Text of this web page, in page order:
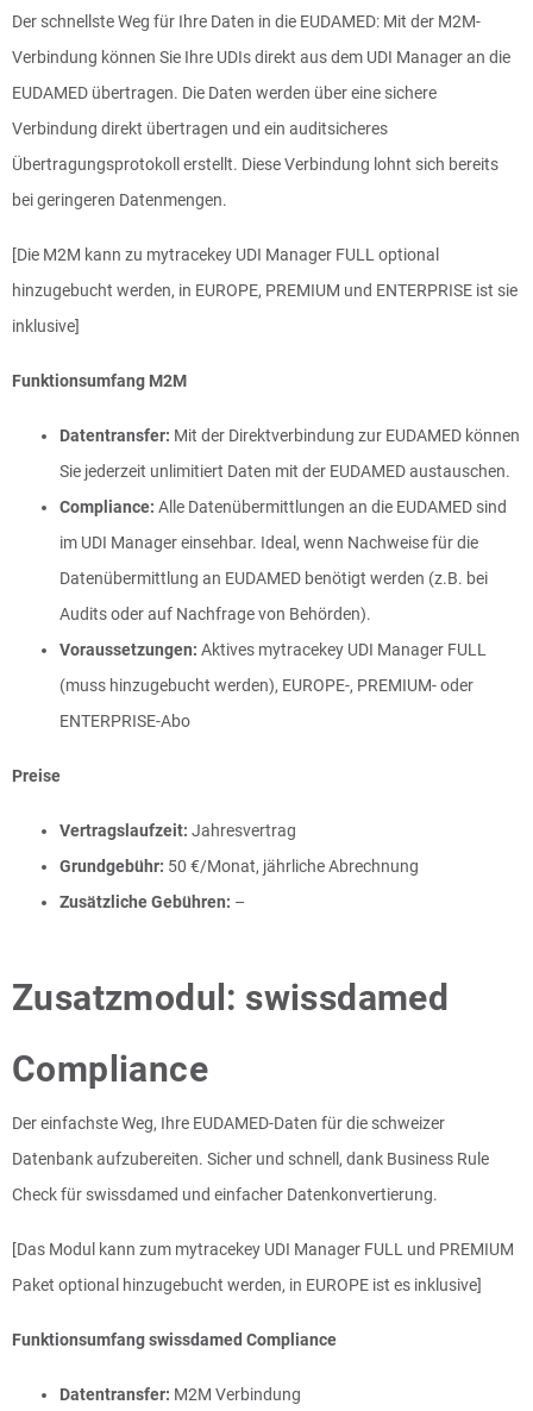
Der schnellste Weg für Ihre Daten in die EUDAMED: Mit der M2M-
Verbindung können Sie Ihre UDIs direkt aus dem UDI Manager an die
EUDAMED übertragen. Die Daten werden über eine sichere
Verbindung direkt übertragen und ein auditsicheres
Übertragungsprotokoll erstellt. Diese Verbindung lohnt sich bereits
bei geringeren Datenmengen.
[Die M2M kann zu mytracekey UDI Manager FULL optional
hinzugebucht werden, in EUROPE, PREMIUM und ENTERPRISE ist sie
inklusive]
Funktionsumfang M2M
Datentransfer: Mit der Direktverbindung zur EUDAMED können
Sie jederzeit unlimitiert Daten mit der EUDAMED austauschen.
Compliance: Alle Datenübermittlungen an die EUDAMED sind
im UDI Manager einsehbar. Ideal, wenn Nachweise für die
Datenübermittlung an EUDAMED benötigt werden (z.B. bei
Audits oder auf Nachfrage von Behörden).
Voraussetzungen: Aktives mytracekey UDI Manager FULL
(muss hinzugebucht werden), EUROPE-, PREMIUM- oder
ENTERPRISE-Abo
Preise
Vertragslaufzeit: Jahresvertrag
Grundgebühr: 50 €/Monat, jährliche Abrechnung
Zusätzliche Gebühren: –
Zusatzmodul: swissdamed
Compliance
Der einfachste Weg, Ihre EUDAMED-Daten für die schweizer
Datenbank aufzubereiten. Sicher und schnell, dank Business Rule
Check für swissdamed und einfacher Datenkonvertierung.
[Das Modul kann zum mytracekey UDI Manager FULL und PREMIUM
Paket optional hinzugebucht werden, in EUROPE ist es inklusive]
Funktionsumfang swissdamed Compliance
Datentransfer: M2M Verbindung